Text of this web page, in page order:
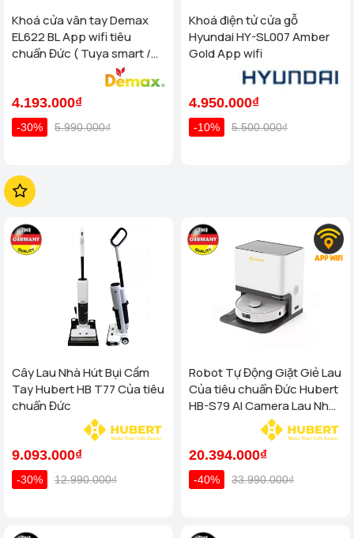
Khoá cửa vân tay Demax
EL622 BL App wifi tiêu
chuẩn Đức ( Tuya smart /
App TTlock wifi )
4.193.000₫
-30% 5.990.000₫
Khoá điện tử cửa gỗ
Hyundai HY-SL007 Amber
Gold App wifi
4.950.000₫
-10% 5.500.000₫
Cây Lau Nhà Hút Bụi Cầm
Tay Hubert HB T77 Của tiêu
chuẩn Đức
9.093.000₫
-30% 12.990.000₫
Robot Tự Động Giặt Giẻ Lau
Của tiêu chuẩn Đức Hubert
HB-S79 AI Camera Lau Nhà
Hút Bụi, diệt khuẩn
20.394.000₫
-40% 33.990.000₫